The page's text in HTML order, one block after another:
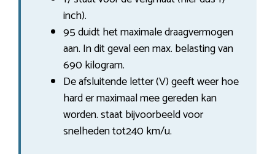
inch).
95 duidt het maximale draagvermogen
aan. In dit geval een max. belasting van
690 kilogram.
De afsluitende letter (V) geeft weer hoe
hard er maximaal mee gereden kan
worden. staat bijvoorbeeld voor
snelheden tot240 km/u.